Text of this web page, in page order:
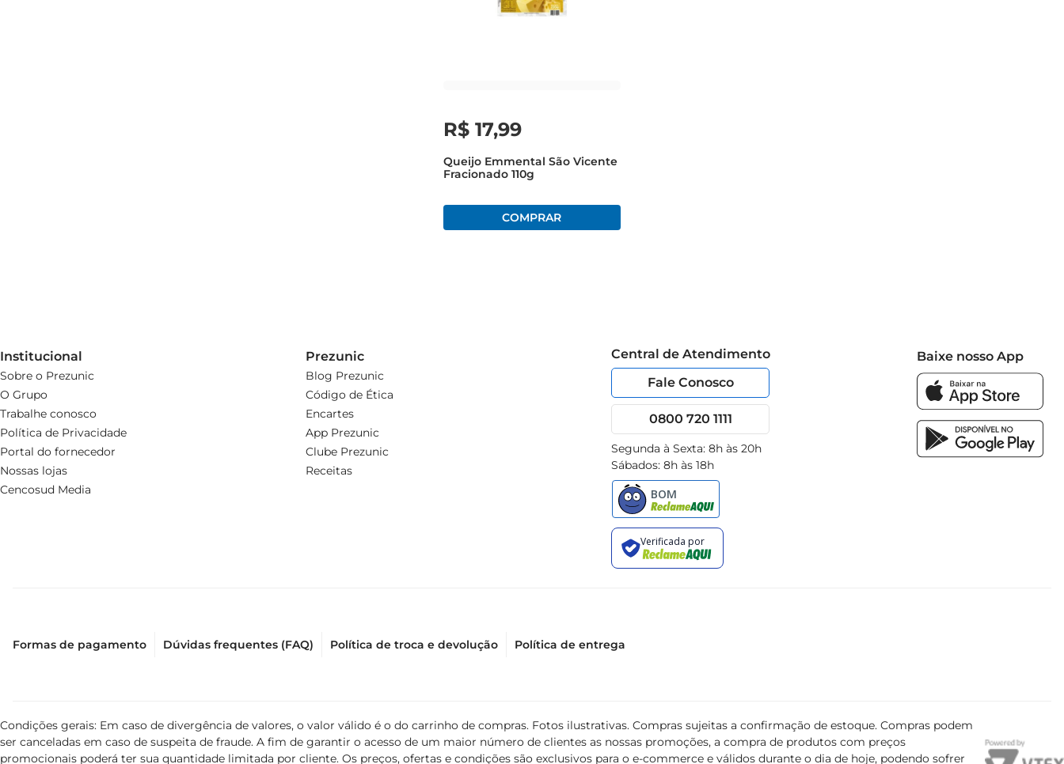
R$ 17,99
Queijo Emmental São Vicente
Fracionado 110g
Institucional
Sobre o Prezunic
O Grupo
Trabalhe conosco
Política de Privacidade
Portal do fornecedor
Nossas lojas
Cencosud Media
Prezunic
Blog Prezunic
Código de Ética
Encartes
App Prezunic
Clube Prezunic
Receitas
Central de Atendimento
Fale Conosco
0800 720 1111
Segunda à Sexta: 8h às 20h
Sábados: 8h às 18h
Baixe nosso App
Formas de pagamento Dúvidas frequentes (FAQ) Política de troca e devolução Política de entrega
Condições gerais: Em caso de divergência de valores, o valor válido é o do carrinho de compras. Fotos ilustrativas. Compras sujeitas a confirmação de estoque. Compras podem
ser canceladas em caso de suspeita de fraude. A fim de garantir o acesso de um maior número de clientes as nossas promoções, a compra de produtos com preços
promocionais poderá ter sua quantidade limitada por cliente. Os preços, ofertas e condições são exclusivos para o e-commerce e válidos durante o dia de hoje, podendo sofrer